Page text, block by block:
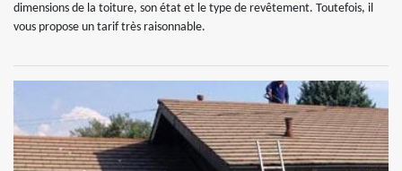
dimensions de la toiture, son état et le type de revêtement. Toutefois, il
vous propose un tarif très raisonnable.